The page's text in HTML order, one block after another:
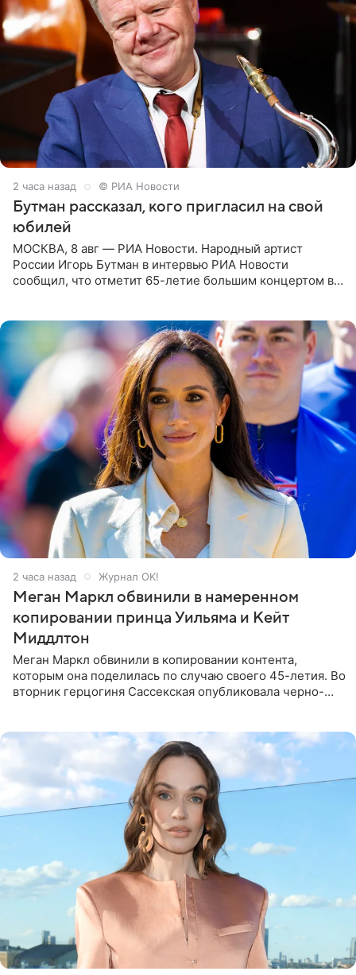
2 часа назад © РИА Новости
Бутман рассказал, кого пригласил на свой
юбилей
МОСКВА, 8 авг — РИА Новости. Народный артист
России Игорь Бутман в интервью РИА Новости
сообщил, что отметит 65-летие большим концертом в
2 часа назад Журнал OK!
Меган Маркл обвинили в намеренном
копировании принца Уильяма и Кейт
Миддлтон
Меган Маркл обвинили в копировании контента,
которым она поделилась по случаю своего 45-летия. Во
вторник герцогиня Сассекская опубликовала черно-